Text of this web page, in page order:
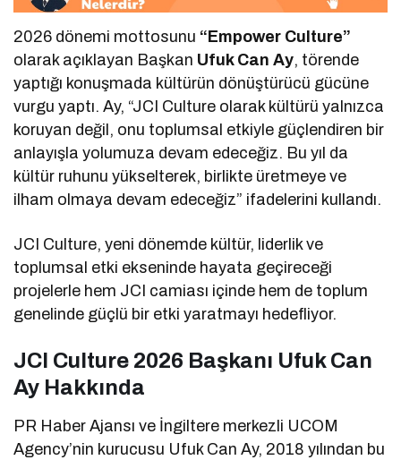
2026 dönemi mottosunu “Empower Culture”
olarak açıklayan Başkan Ufuk Can Ay, törende
yaptığı konuşmada kültürün dönüştürücü gücüne
vurgu yaptı. Ay, “JCI Culture olarak kültürü yalnızca
koruyan değil, onu toplumsal etkiyle güçlendiren bir
anlayışla yolumuza devam edeceğiz. Bu yıl da
kültür ruhunu yükselterek, birlikte üretmeye ve
ilham olmaya devam edeceğiz” ifadelerini kullandı.
JCI Culture, yeni dönemde kültür, liderlik ve
toplumsal etki ekseninde hayata geçireceği
projelerle hem JCI camiası içinde hem de toplum
genelinde güçlü bir etki yaratmayı hedefliyor.
JCI Culture 2026 Başkanı Ufuk Can
Ay Hakkında
PR Haber Ajansı ve İngiltere merkezli UCOM
Agency’nin kurucusu Ufuk Can Ay, 2018 yılından bu